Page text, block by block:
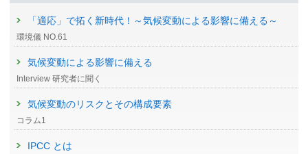
「適応」で拓く新時代！～気候変動による影響に備える～
環境儀 NO.61
気候変動による影響に備える
Interview 研究者に聞く
気候変動のリスクとその構成要素
コラム1
IPCC とは